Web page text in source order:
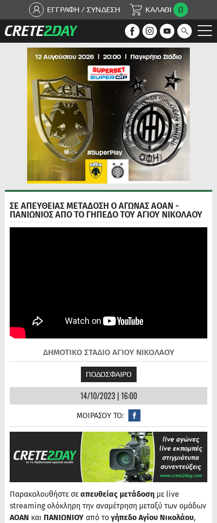
ΕΓΓΡΑΦΗ / ΣΥΝΔΕΣΗ ΚΑΛΑΘΙ 0
ΣΕ ΑΠΕΥΘΕΙΑΣ ΜΕΤΑΔΟΣΗ Ο ΑΓΩΝΑΣ AOAN -
ΠΑΝΙΩΝΙΟΣ ΑΠΟ ΤΟ ΓΗΠΕΔΟ ΤΟΥ ΑΓΙΟΥ ΝΙΚΟΛΑΟΥ
ΔΗΜΟΤΙΚΟ ΣΤΑΔΙΟ ΑΓΙΟΥ ΝΙΚΟΛΑΟΥ
ΠΟΔΟΣΦΑΙΡΟ
14/10/2023 | 16:00
ΜΟΙΡΑΣΟΥ ΤΟ:
Παρακολουθήστε σε απευθείας μετάδοση με live
streaming ολόκληρη την αναμέτρηση μεταξύ των ομάδων
ΑΟΑΝ και ΠΑΝΙΩΝΙΟΥ από το γήπεδο Αγίου Νικολάου,